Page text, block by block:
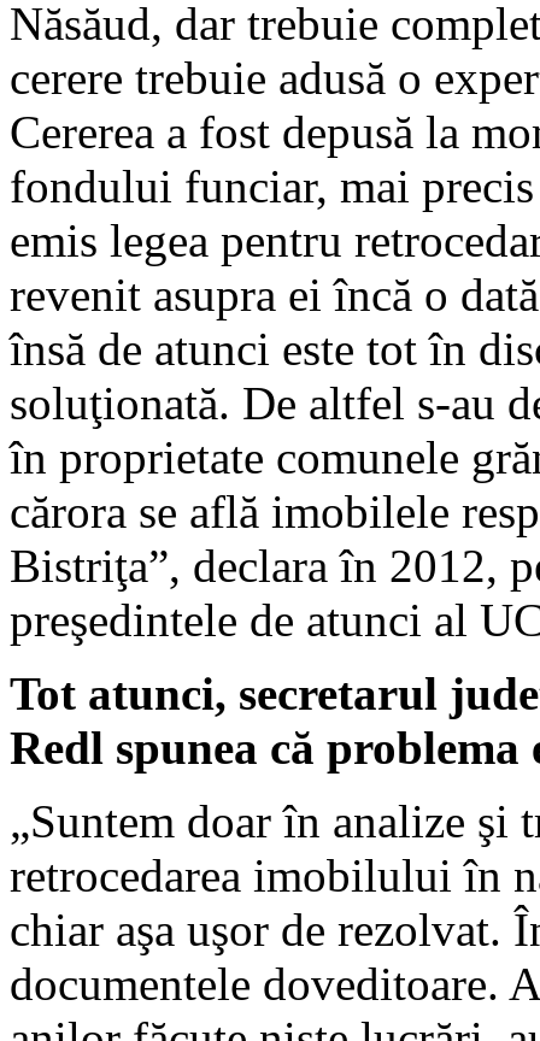
Năsăud, dar trebuie
cerere trebuie adusă o
Cererea a fost depusă la
fondului funciar, mai
emis legea pentru
revenit asupra ei încă o
însă de atunci este tot în
soluţionată. De altfel s-au
în proprietate comunele
cărora se află imobilele
Bistriţa”, declara în 2012,
preşedintele de atunci al
Tot atunci, secretarul
Redl spunea că problema
„Suntem doar în analize şi
retrocedarea imobilului în
chiar aşa uşor de rezolvat.
documentele doveditoare.